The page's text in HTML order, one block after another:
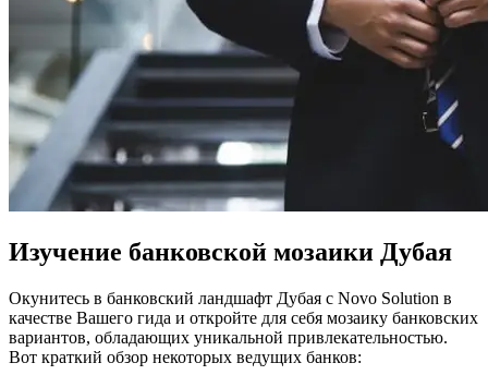
Изучение банковской мозаики Дубая
Окунитесь в банковский ландшафт Дубая с Novo Solution в
качестве Вашего гида и откройте для себя мозаику банковских
вариантов, обладающих уникальной привлекательностью.
Вот краткий обзор некоторых ведущих банков: